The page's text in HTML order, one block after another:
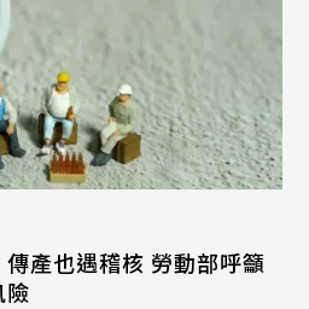
產也遇稽核 勞動部呼籲
險